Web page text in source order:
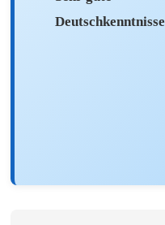
Deutschkenntnisse